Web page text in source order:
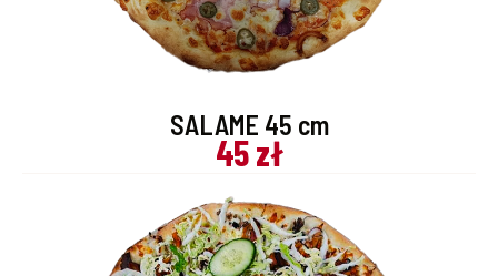
SALAME 45 cm
45 zł